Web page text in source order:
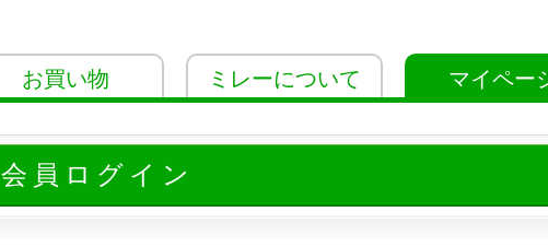
お買い物 ミレーについて マイペー
会員ログイン